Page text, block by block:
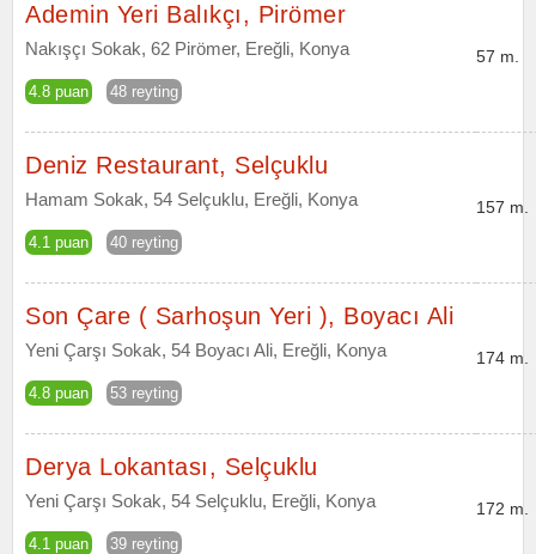
Ademin Yeri Balıkçı, Pirömer
Nakışçı Sokak, 62 Pirömer, Ereğli, Konya
4.8 puan 48 reyting
57 m.
Deniz Restaurant, Selçuklu
Hamam Sokak, 54 Selçuklu, Ereğli, Konya
4.1 puan 40 reyting
157 m.
Son Çare ( Sarhoşun Yeri ), Boyacı Ali
Yeni Çarşı Sokak, 54 Boyacı Ali, Ereğli, Konya
4.8 puan 53 reyting
174 m.
Derya Lokantası, Selçuklu
Yeni Çarşı Sokak, 54 Selçuklu, Ereğli, Konya
4.1 puan 39 reyting
172 m.